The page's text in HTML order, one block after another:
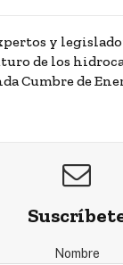
y
de los
Cumbre de
Nombre